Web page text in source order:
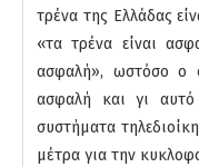
τρένα της Ελλάδας
«τα τρένα είναι
ασφαλή», ωστόσο ο
ασφαλή και γι αυτό
συστήματα
μέτρα για την